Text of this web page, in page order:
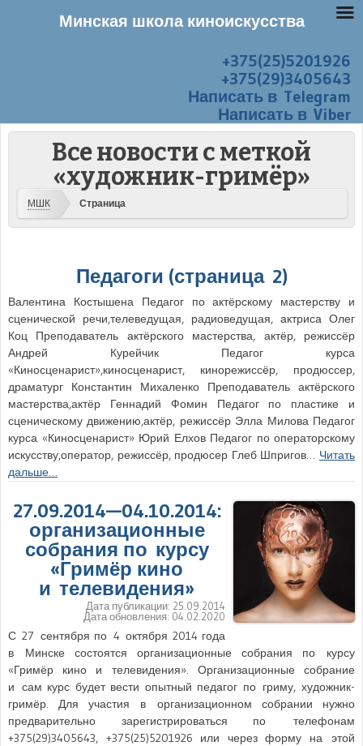
+375(25)5201926
+375(29)3405643
Написать в Telegram
Написать в Viber
Все новости с меткой
«художник-гримёр»
МШК Страница
Педагоги (страница 2)
Валентина Костышена Педагог по актёрскому мастерству и
сценической речи,телеведущая, радиоведущая, актриса Олег
Коц Преподаватель актёрского мастерства, актёр, режиссёр
Андрей Курейчик Педагог курса
«Киносценарист»,киносценарист, кинорежиссёр, продюссер,
драматург Константин Михаленко Преподаватель актёрского
мастерства,актёр Геннадий Фомин Педагог по пластике и
сценическому движению,актёр, режиссёр Элла Милова Педагог
курса «Киносценарист» Юрий Елхов Педагог по операторскому
искусству,оператор, режиссёр, продюсер Глеб Шпригов… Читать
дальше…
27.09.2014—04.10.2014:
организационные
собрания по курсу
«Гримёр кино
и телевидения»
Дата публикации: 25.09.2014
Дата обновления: 04.02.2020
С 27 сентября по 4 октября 2014 года
в Минске состоятся организационные собрания по курсу
«Гримёр кино и телевидения». Организационные собрание
и сам курс будет вести опытный педагог по гриму, художник-
гримёр. Для участия в организационном собрании нужно
предварительно зарегистрироваться по телефонам
+375(29)3405643, +375(25)5201926 или через форму на этой
Минская школа киноискусства